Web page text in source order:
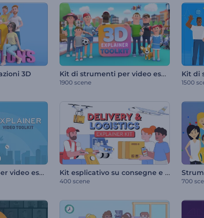
3D Kit di strumenti per video esplicativi in 3D
1900 scene 1500
Kit di strumenti per video esplicativi Kit esplicativo su consegne e logistica
400 scene 700